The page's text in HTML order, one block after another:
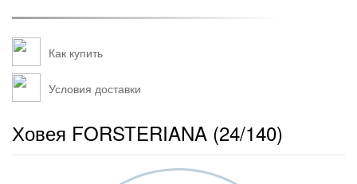
Как купить
Условия доставки
Ховея FORSTERIANA (24/140)